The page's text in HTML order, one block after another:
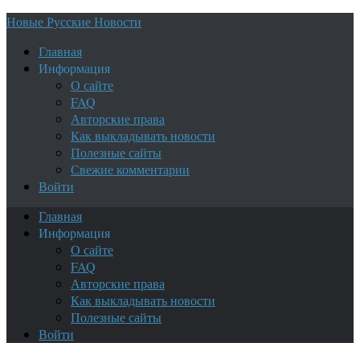
Новые Русские Новости
Главная
Информация
О сайте
FAQ
Авторские права
Как выкладывать новости
Полезные сайты
Свежие комментарии
Войти
Главная
Информация
О сайте
FAQ
Авторские права
Как выкладывать новости
Полезные сайты
Войти